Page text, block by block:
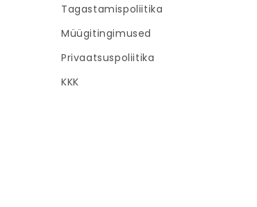
Tagastamispoliitika
Müügitingimused
Privaatsuspoliitika
KKK